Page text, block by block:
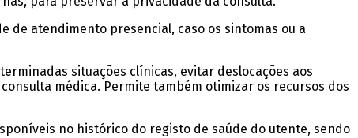
de atendimento presencial, caso os sintomas ou a
situações clínicas, evitar deslocações aos
médica. Permite também otimizar os recursos dos
no histórico do registo de saúde do utente, sendo